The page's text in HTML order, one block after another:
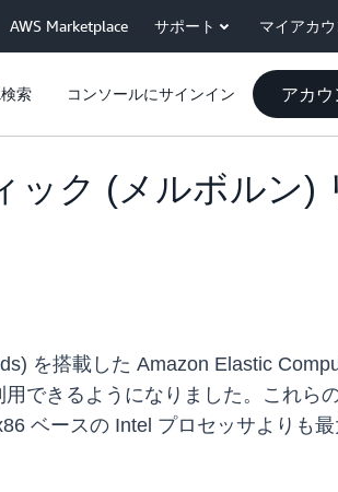
AWS Marketplace サポート マイアカウ
検索 コンソールにサインイン アカ
ック (メルボルン)
を搭載した Amazon Elastic
できるようになりました。これら
ベースの Intel プロセッサよりも